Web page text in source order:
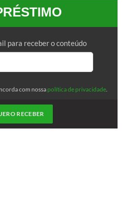
para receber o conteúdo
com nossa política de privacidade.
RECEBER